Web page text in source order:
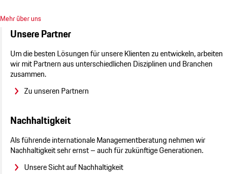
Mehr über uns
Unsere Partner
Um die besten Lösungen für unsere Klienten zu entwickeln, arbeiten
wir mit Partnern aus unterschiedlichen Disziplinen und Branchen
zusammen.
Zu unseren Partnern
Nachhaltigkeit
Als führende internationale Managementberatung nehmen wir
Nachhaltigkeit sehr ernst – auch für zukünftige Generationen.
Unsere Sicht auf Nachhaltigkeit